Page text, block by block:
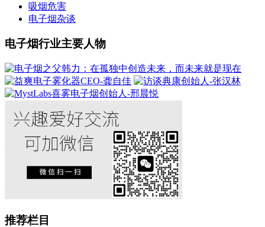
吸烟危害
电子烟杂谈
电子烟行业主要人物
推荐栏目